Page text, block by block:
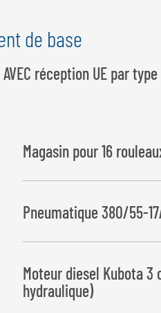
de base
réception UE par type
Magasin pour 16
Pneumatique 380/55-
Moteur diesel Kubota 3
hydraulique)